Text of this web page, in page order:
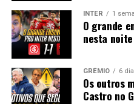
INTER 1
O grande
nesta
GRÊMIO 6
Os outros
Castro no